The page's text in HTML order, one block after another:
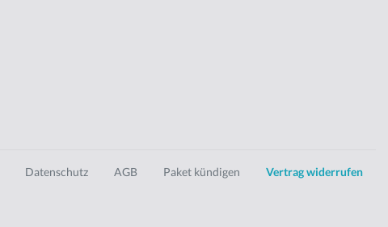
Datenschutz AGB Paket kündigen Vertrag widerrufen